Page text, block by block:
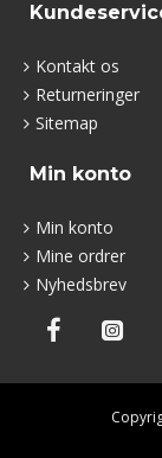
Kontakt os
Returneringer
Sitemap
Min konto
Min konto
Mine ordrer
Nyhedsbrev